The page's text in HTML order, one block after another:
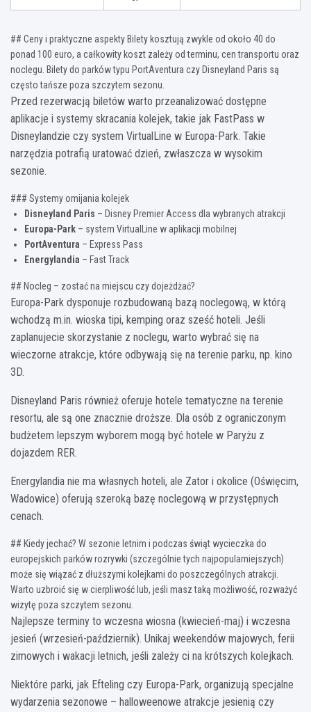
## Ceny i praktyczne aspekty Bilety kosztują zwykle od około 40 do
ponad 100 euro, a całkowity koszt zależy od terminu, cen transportu oraz
noclegu. Bilety do parków typu PortAventura czy Disneyland Paris są
często tańsze poza szczytem sezonu.
Przed rezerwacją biletów warto przeanalizować dostępne
aplikacje i systemy skracania kolejek, takie jak FastPass w
Disneylandzie czy system VirtualLine w Europa-Park. Takie
narzędzia potrafią uratować dzień, zwłaszcza w wysokim
sezonie.
### Systemy omijania kolejek
Disneyland Paris – Disney Premier Access dla wybranych atrakcji
Europa-Park – system VirtualLine w aplikacji mobilnej
PortAventura – Express Pass
Energylandia – Fast Track
## Nocleg – zostać na miejscu czy dojeżdżać?
Europa-Park dysponuje rozbudowaną bazą noclegową, w którą
wchodzą m.in. wioska tipi, kemping oraz sześć hoteli. Jeśli
zaplanujecie skorzystanie z noclegu, warto wybrać się na
wieczorne atrakcje, które odbywają się na terenie parku, np. kino
3D.
Disneyland Paris również oferuje hotele tematyczne na terenie
resortu, ale są one znacznie droższe. Dla osób z ograniczonym
budżetem lepszym wyborem mogą być hotele w Paryżu z
dojazdem RER.
Energylandia nie ma własnych hoteli, ale Zator i okolice (Oświęcim,
Wadowice) oferują szeroką bazę noclegową w przystępnych
cenach.
## Kiedy jechać? W sezonie letnim i podczas świąt wycieczka do
europejskich parków rozrywki (szczególnie tych najpopularniejszych)
może się wiązać z dłuższymi kolejkami do poszczególnych atrakcji.
Warto uzbroić się w cierpliwość lub, jeśli masz taką możliwość, rozważyć
wizytę poza szczytem sezonu.
Najlepsze terminy to wczesna wiosna (kwiecień-maj) i wczesna
jesień (wrzesień-październik). Unikaj weekendów majowych, ferii
zimowych i wakacji letnich, jeśli zależy ci na krótszych kolejkach.
Niektóre parki, jak Efteling czy Europa-Park, organizują specjalne
wydarzenia sezonowe – halloweenowe atrakcje jesienią czy